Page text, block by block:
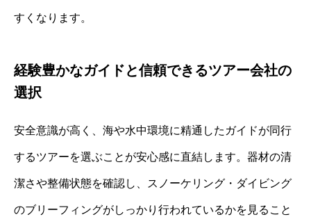
すくなります。
経験豊かなガイドと信頼できるツアー会社の
選択
安全意識が高く、海や水中環境に精通したガイドが同行
するツアーを選ぶことが安心感に直結します。器材の清
潔さや整備状態を確認し、スノーケリング・ダイビング
のブリーフィングがしっかり行われているかを見ること